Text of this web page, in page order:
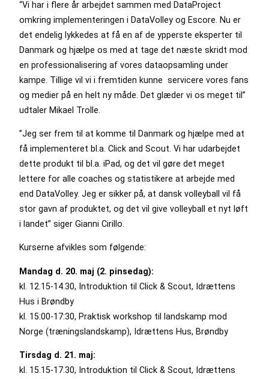
“Vi har i flere år arbejdet sammen med DataProject
omkring implementeringen i DataVolley og Escore. Nu er
det endelig lykkedes at få en af de ypperste eksperter til
Danmark og hjælpe os med at tage det næste skridt mod
en professionalisering af vores dataopsamling under
kampe. Tillige vil vi i fremtiden kunne servicere vores fans
og medier på en helt ny måde. Det glæder vi os meget til”
udtaler Mikael Trolle.
”Jeg ser frem til at komme til Danmark og hjælpe med at
få implementeret bl.a. Click and Scout. Vi har udarbejdet
dette produkt til bl.a. iPad, og det vil gøre det meget
lettere for alle coaches og statistikere at arbejde med
end DataVolley. Jeg er sikker på, at dansk volleyball vil få
stor gavn af produktet, og det vil give volleyball et nyt løft
i landet” siger Gianni Cirillo.
Kurserne afvikles som følgende:
Mandag d. 20. maj (2. pinsedag):
kl. 12.15-14.30, Introduktion til Click & Scout, Idrættens
Hus i Brøndby
kl. 15:00-17:30, Praktisk workshop til landskamp mod
Norge (træningslandskamp), Idrættens Hus, Brøndby
Tirsdag d. 21. maj:
kl. 15.15-17.30, Introduktion til Click & Scout, Idrættens